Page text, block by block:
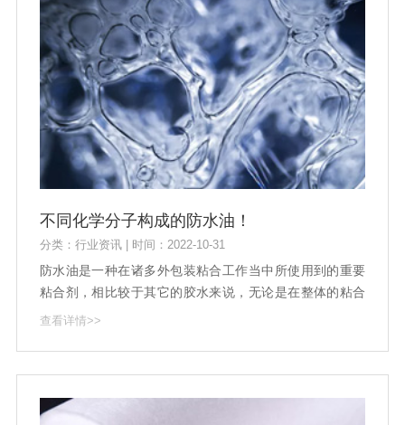
不同化学分子构成的防水油！
分类：行业资讯 | 时间：2022-10-31
防水油是一种在诸多外包装粘合工作当中所使用到的重要
粘合剂，相比较于其它的胶水来说，无论是在整体的粘合
特性上，还是在粘合时间上，防水油都有着非常好的优势;
查看详情>>